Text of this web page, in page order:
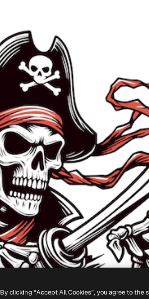
By clicking “Accept All Cookies”, you agree to